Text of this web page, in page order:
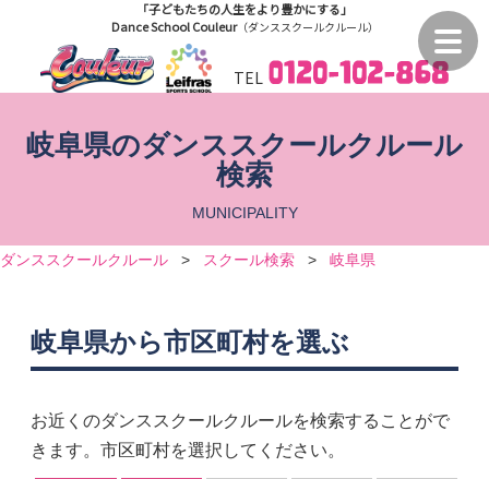
TEL
「子どもたちの人生をより豊かにする」
Dance School Couleur（ダンススクールクルール）
岐阜県のダンススクールクルール
検索
MUNICIPALITY
ダンススクールクルール > スクール検索 > 岐阜県
岐阜県から市区町村を選ぶ
お近くのダンススクールクルールを検索することがで
きます。市区町村を選択してください。